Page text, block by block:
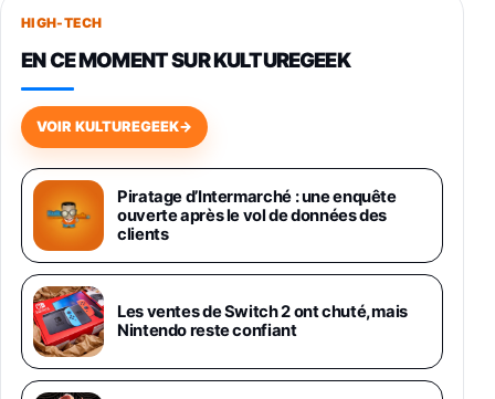
749,99€
648,63€834,71€
Samsung Galaxy Miracle Ultra, Smartphone
Android 5G avec Galaxy AI, 512 Go,
Chargeur Secteur Rapide 25W Inclus,
Smartphone déverrouillé, Noir, Version FR
1019€
Galaxy S26 Ultra 512 Go Bleu
1019€1399€ Fnac (Vendeur Tiers)
HIGH-TECH
EN CE MOMENT SUR KULTUREGEEK
VOIR KULTUREGEEK→
Piratage d’Intermarché : une enquête
ouverte après le vol de données des
clients
Les ventes de Switch 2 ont chuté, mais
Nintendo reste confiant